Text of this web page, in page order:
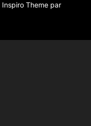
Inspiro Themepar